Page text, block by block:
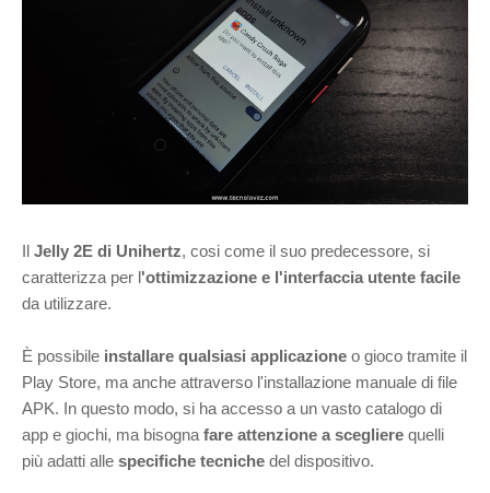
Il Jelly 2E di Unihertz, cosi come il suo predecessore, si
caratterizza per l'ottimizzazione e l'interfaccia utente facile
da utilizzare.
È possibile installare qualsiasi applicazione o gioco tramite il
Play Store, ma anche attraverso l'installazione manuale di file
APK. In questo modo, si ha accesso a un vasto catalogo di
app e giochi, ma bisogna fare attenzione a scegliere quelli
più adatti alle specifiche tecniche del dispositivo.